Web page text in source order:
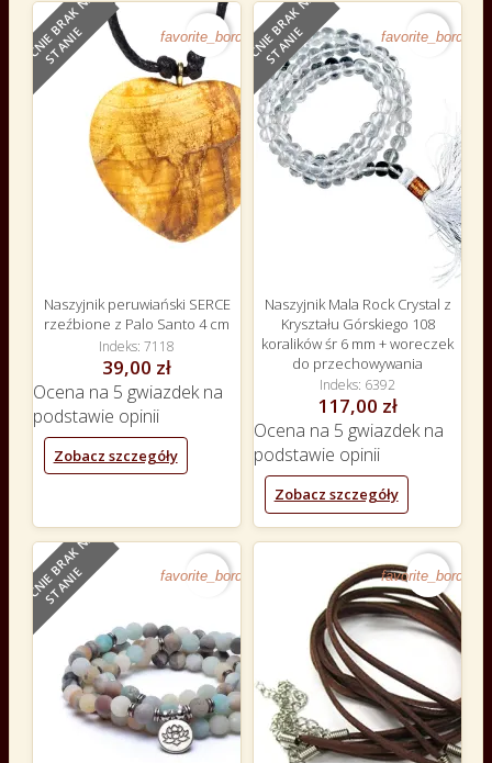
O
B
E
C
N
I
E
B
R
A
K
N
A
S
T
A
N
I
E favorite_border
Naszyjnik peruwiański SERCE
rzeźbione z Palo Santo 4 cm
Indeks 7118
39,00 zł
Ocena na 5 gwiazdek na
podstawie opinii
Zobacz szczegóły
O
B
E
C
N
I
E
B
R
A
K
N
A
S
T
A
N
I
E favorite_border
Naszyjnik Mala Rock Crystal z
Kryształu Górskiego 108
koralików śr 6 mm + woreczek
do przechowywania
Indeks 6392
117,00 zł
Ocena na 5 gwiazdek na
podstawie opinii
Zobacz szczegóły
O
B
E
C
N
I
E
B
R
A
K
N
A
S
T
A
N
I
E favorite_border favorite_border